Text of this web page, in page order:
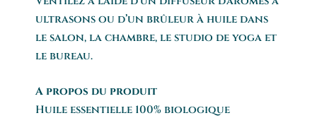
ultrasons ou d’un brûleur à huile dans
le salon, la chambre, le studio de yoga et
le bureau.
A propos du produit
Huile essentielle 100% biologique